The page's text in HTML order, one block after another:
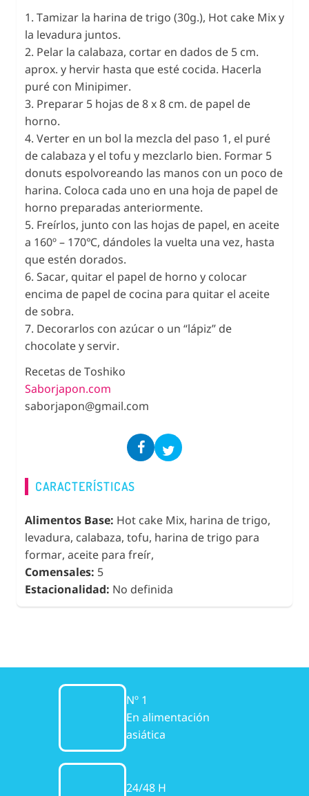
1. Tamizar la harina de trigo (30g.), Hot cake Mix y
la levadura juntos.
2. Pelar la calabaza, cortar en dados de 5 cm.
aprox. y hervir hasta que esté cocida. Hacerla
puré con Minipimer.
3. Preparar 5 hojas de 8 x 8 cm. de papel de
horno.
4. Verter en un bol la mezcla del paso 1, el puré
de calabaza y el tofu y mezclarlo bien. Formar 5
donuts espolvoreando las manos con un poco de
harina. Coloca cada uno en una hoja de papel de
horno preparadas anteriormente.
5. Freírlos, junto con las hojas de papel, en aceite
a 160º – 170℃, dándoles la vuelta una vez, hasta
que estén dorados.
6. Sacar, quitar el papel de horno y colocar
encima de papel de cocina para quitar el aceite
de sobra.
7. Decorarlos con azúcar o un “lápiz” de
chocolate y servir.
Recetas de Toshiko
Saborjapon.com
saborjapon@gmail.com
CARACTERÍSTICAS
Alimentos Base: Hot cake Mix, harina de trigo,
levadura, calabaza, tofu, harina de trigo para
formar, aceite para freír,
Comensales: 5
Estacionalidad: No definida
Nº 1
En alimentación
asiática
24/48 H